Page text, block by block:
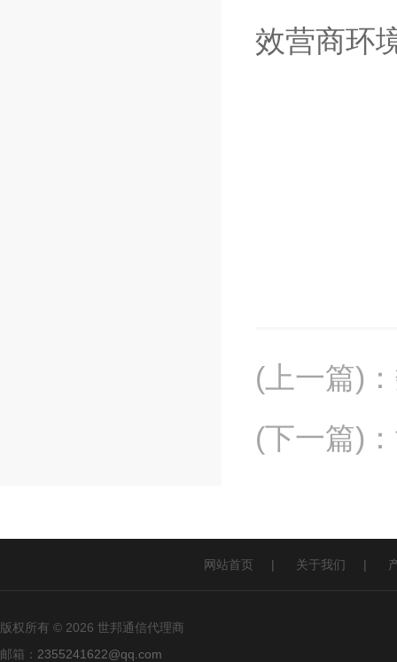
效营商环
(上一篇) ：
(下一篇) ：
网站首页 | 关于我们 |
版权所有 © 2026 世邦通信代理商
邮箱： 2355241622@qq.com